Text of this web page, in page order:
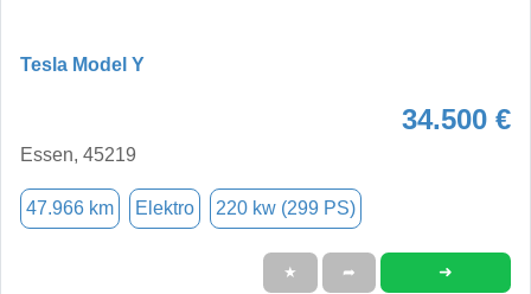
Tesla Model Y
34.500 €
Essen, 45219
47.966 km Elektro 220 kw (299 PS)
★ ➦ ➜